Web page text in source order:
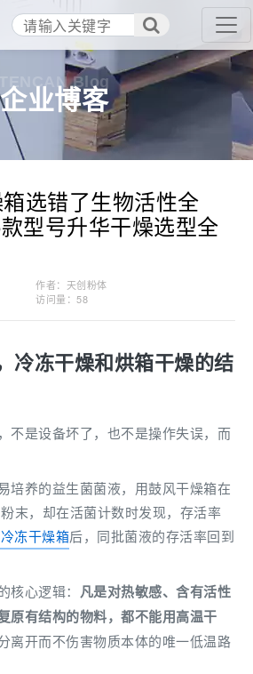
企业博客
TENCAN Blog
选错了生物活性全
型号升华干燥选型全
作者：天创粉体
访问量：58
冷冻干燥和烘箱干燥的结
不是设备坏了，也不是操作失误，而
培养的益生菌菌液，用鼓风干燥箱在
末，却在活菌计数时发现，存活率
冻干燥箱后，同批菌液的存活率回到
核心逻辑： 凡是对热敏感、含有活性
原有结构的物料，都不能用高温干
离开而不伤害物质本体的唯一低温路